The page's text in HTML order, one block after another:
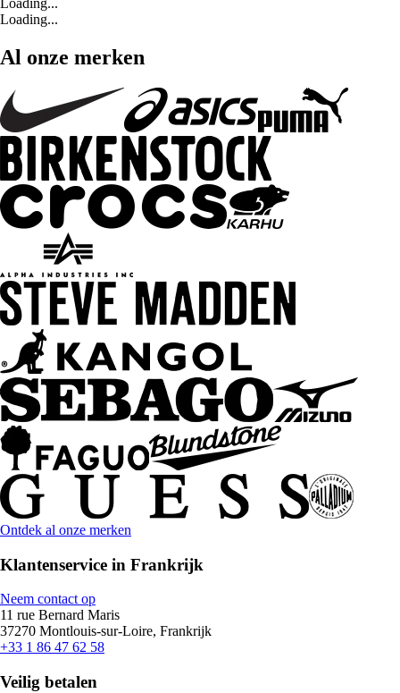
Loading...
Loading...
Al onze merken
Ontdek al onze merken
Klantenservice in Frankrijk
Neem contact op
11 rue Bernard Maris
37270 Montlouis-sur-Loire, Frankrijk
+33 1 86 47 62 58
Veilig betalen